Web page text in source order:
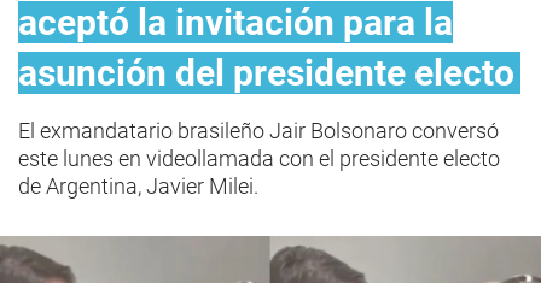
aceptó la invitación para la
asunción del presidente electo
El exmandatario brasileño Jair Bolsonaro conversó
este lunes en videollamada con el presidente electo
de Argentina, Javier Milei.